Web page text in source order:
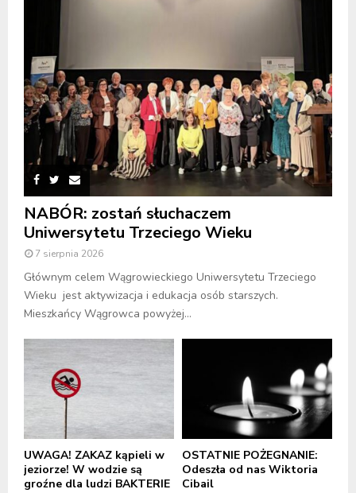
NABÓR: zostań słuchaczem
Uniwersytetu Trzeciego Wieku
7 sierpnia 2026
Głównym celem Wągrowieckiego Uniwersytetu Trzeciego
Wieku jest aktywizacja i edukacja osób starszych.
Mieszkańcy Wągrowca powyżej...
UWAGA! ZAKAZ kąpieli w
jeziorze! W wodzie są
groźne dla ludzi BAKTERIE
OSTATNIE POŻEGNANIE:
Odeszła od nas Wiktoria
Cibail